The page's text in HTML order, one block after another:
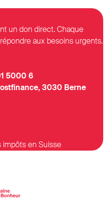
un don direct. Chaque
aux besoins urgents.
5000 6
3030 Berne
en Suisse